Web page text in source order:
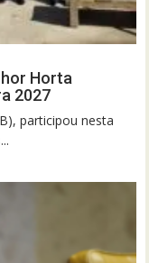
Horta
2027
participou nesta